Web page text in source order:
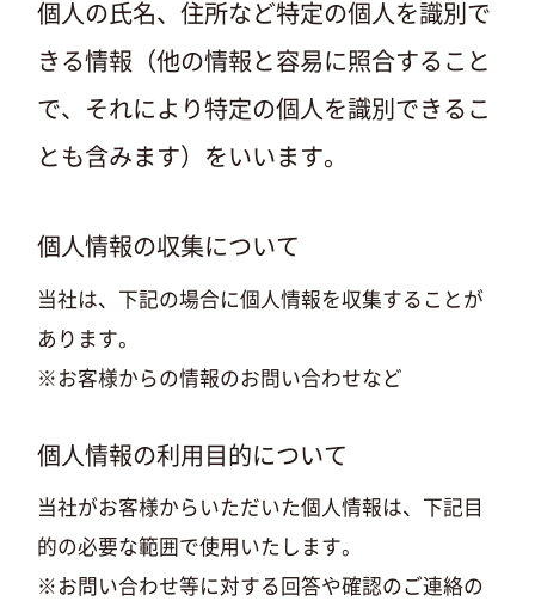
個人の氏名、住所など特定の個人を識別で
きる情報（他の情報と容易に照合すること
で、それにより特定の個人を識別できるこ
とも含みます）をいいます。
個人情報の収集について
当社は、下記の場合に個人情報を収集することが
あります。
※お客様からの情報のお問い合わせなど
個人情報の利用目的について
当社がお客様からいただいた個人情報は、下記目
的の必要な範囲で使用いたします。
※お問い合わせ等に対する回答や確認のご連絡の